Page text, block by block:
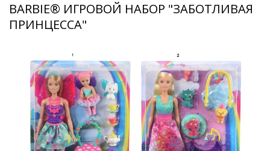
BARBIE® ИГРОВОЙ НАБОР "ЗАБОТЛИВАЯ
ПРИНЦЕССА"